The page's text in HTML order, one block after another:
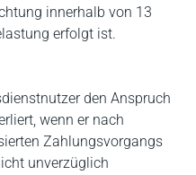
innerhalb von 13
erfolgt ist.
den Anspruch
wenn er nach
Zahlungsvorgangs
unverzüglich